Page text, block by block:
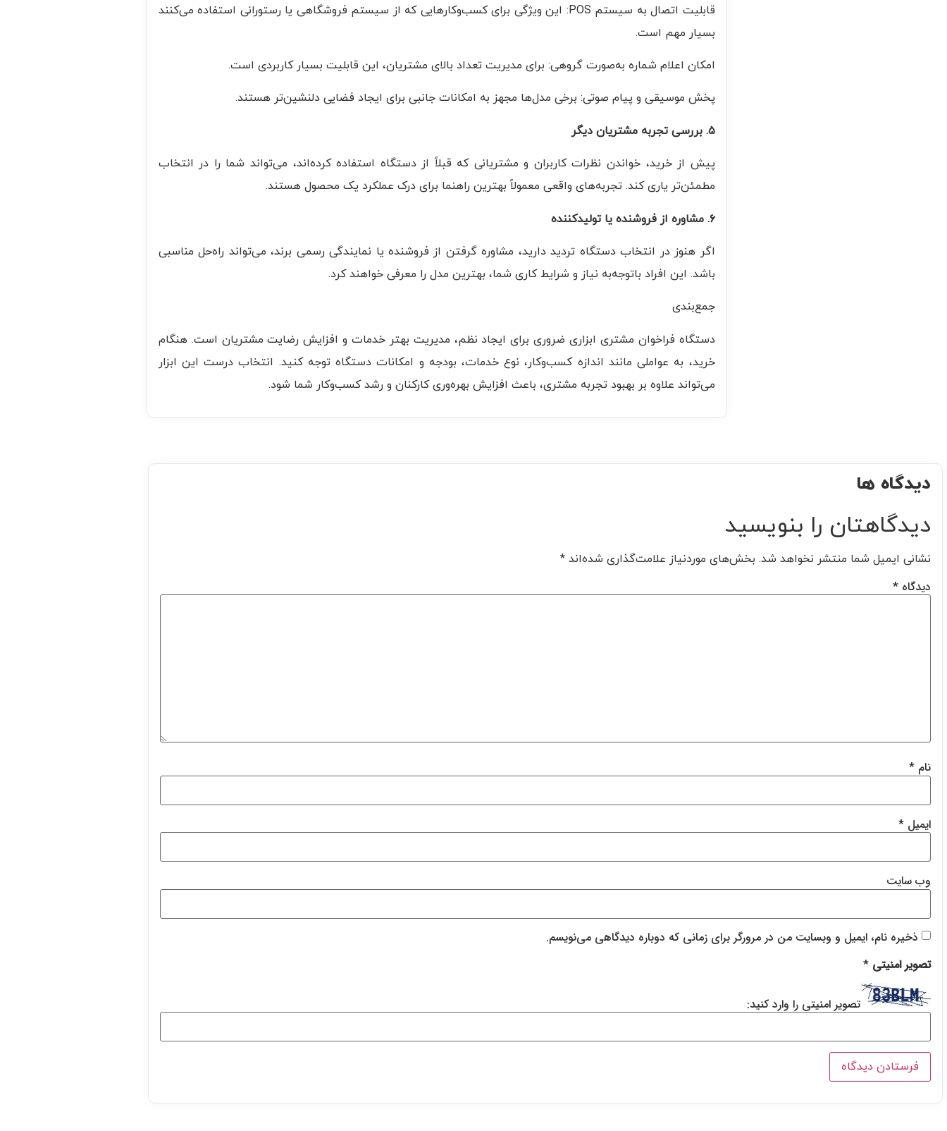
قابلیت اتصال به سیستم POS: این ویژگی برای کسب‌وکارهایی که از سیستم فروشگاهی یا رستورانی استفاده می‌کنند
بسیار مهم است.
امکان اعلام شماره به‌صورت گروهی: برای مدیریت تعداد بالای مشتریان، این قابلیت بسیار کاربردی است.
پخش موسیقی و پیام صوتی: برخی مدل‌ها مجهز به امکانات جانبی برای ایجاد فضایی دلنشین‌تر هستند.
۵. بررسی تجربه مشتریان دیگر
پیش از خرید، خواندن نظرات کاربران و مشتریانی که قبلاً از دستگاه استفاده کرده‌اند، می‌تواند شما را در انتخاب
مطمئن‌تر یاری کند. تجربه‌های واقعی معمولاً بهترین راهنما برای درک عملکرد یک محصول هستند.
۶. مشاوره از فروشنده یا تولیدکننده
اگر هنوز در انتخاب دستگاه تردید دارید، مشاوره گرفتن از فروشنده یا نمایندگی رسمی برند، می‌تواند راه‌حل مناسبی
باشد. این افراد باتوجه‌به نیاز و شرایط کاری شما، بهترین مدل را معرفی خواهند کرد.
جمع‌بندی
دستگاه فراخوان مشتری ابزاری ضروری برای ایجاد نظم، مدیریت بهتر خدمات و افزایش رضایت مشتریان است. هنگام
خرید، به عواملی مانند اندازه کسب‌وکار، نوع خدمات، بودجه و امکانات دستگاه توجه کنید. انتخاب درست این ابزار
می‌تواند علاوه بر بهبود تجربه مشتری، باعث افزایش بهره‌وری کارکنان و رشد کسب‌وکار شما شود.
دیدگاه ها
دیدگاهتان را بنویسید
نشانی ایمیل شما منتشر نخواهد شد. بخش‌های موردنیاز علامت‌گذاری شده‌اند*
دیدگاه*
نام*
ایمیل*
وب‌ سایت
ذخیره نام، ایمیل و وبسایت من در مرورگر برای زمانی که دوباره دیدگاهی می‌نویسم.
تصویر امنیتی*
تصویر امنیتی را وارد کنید: